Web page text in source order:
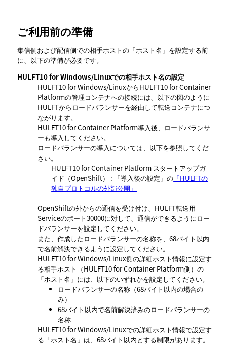
ご利用前の準備
集信側および配信側での相手ホストの ホスト名
を設定する前
に、以下の準備が必要です。
HULFT10 for Windows/Linuxでの相手ホスト名の設定
HULFT10 for Windows/LinuxからHULFT10 for Container
Platformの管理コンテナへの接続には、以下の図のように
HULFTからロードバランサーを経由して転送コンテナにつ
ながります。
HULFT10 for Container Platform導入後、ロードバランサ
ーも導入してください。
ロードバランサーの導入については、以下を参照してくだ
さい。
HULFT10 for Container Platform スタートアップガ
イド（OpenShift）
: 「導入後の設定」の 「HULFTの
独自プロトコルの外部公開」
OpenShiftの外からの通信を受け付け、HULFT転送用
Serviceのポート30000に対して、通信ができるようにロー
ドバランサーを設定してください。
また、作成したロードバランサーの名称を、68バイト以内
で名前解決できるように設定してください。
HULFT10 for Windows/Linux側の詳細ホスト情報に設定す
る相手ホスト（HULFT10 for Container Platform側）の
ホスト名
には、以下のいずれかを設定してください。
ロードバランサーの名称（68バイト以内の場合の
み）
68バイト以内で名前解決済みのロードバランサーの
名称
HULFT10 for Windows/Linuxでの詳細ホスト情報で設定す
る
ホスト名 は、68バイト以内とする制限があります。